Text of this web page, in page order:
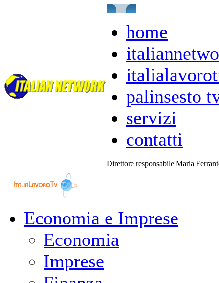
home
palinsesto
servizi
contatti
Direttore responsabile Maria
Economia e Imprese
Economia
Imprese